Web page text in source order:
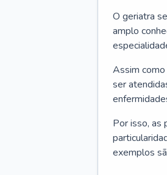
O geriatra
amplo
Assim
ser
Por isso, as
exemplos